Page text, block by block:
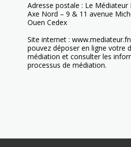
Adresse postale : Le Médiateur
Axe Nord – 9 & 11 avenue
Ouen Cedex
Site internet :
pouvez déposer en ligne votre
médiation et consulter les
processus de médiation.